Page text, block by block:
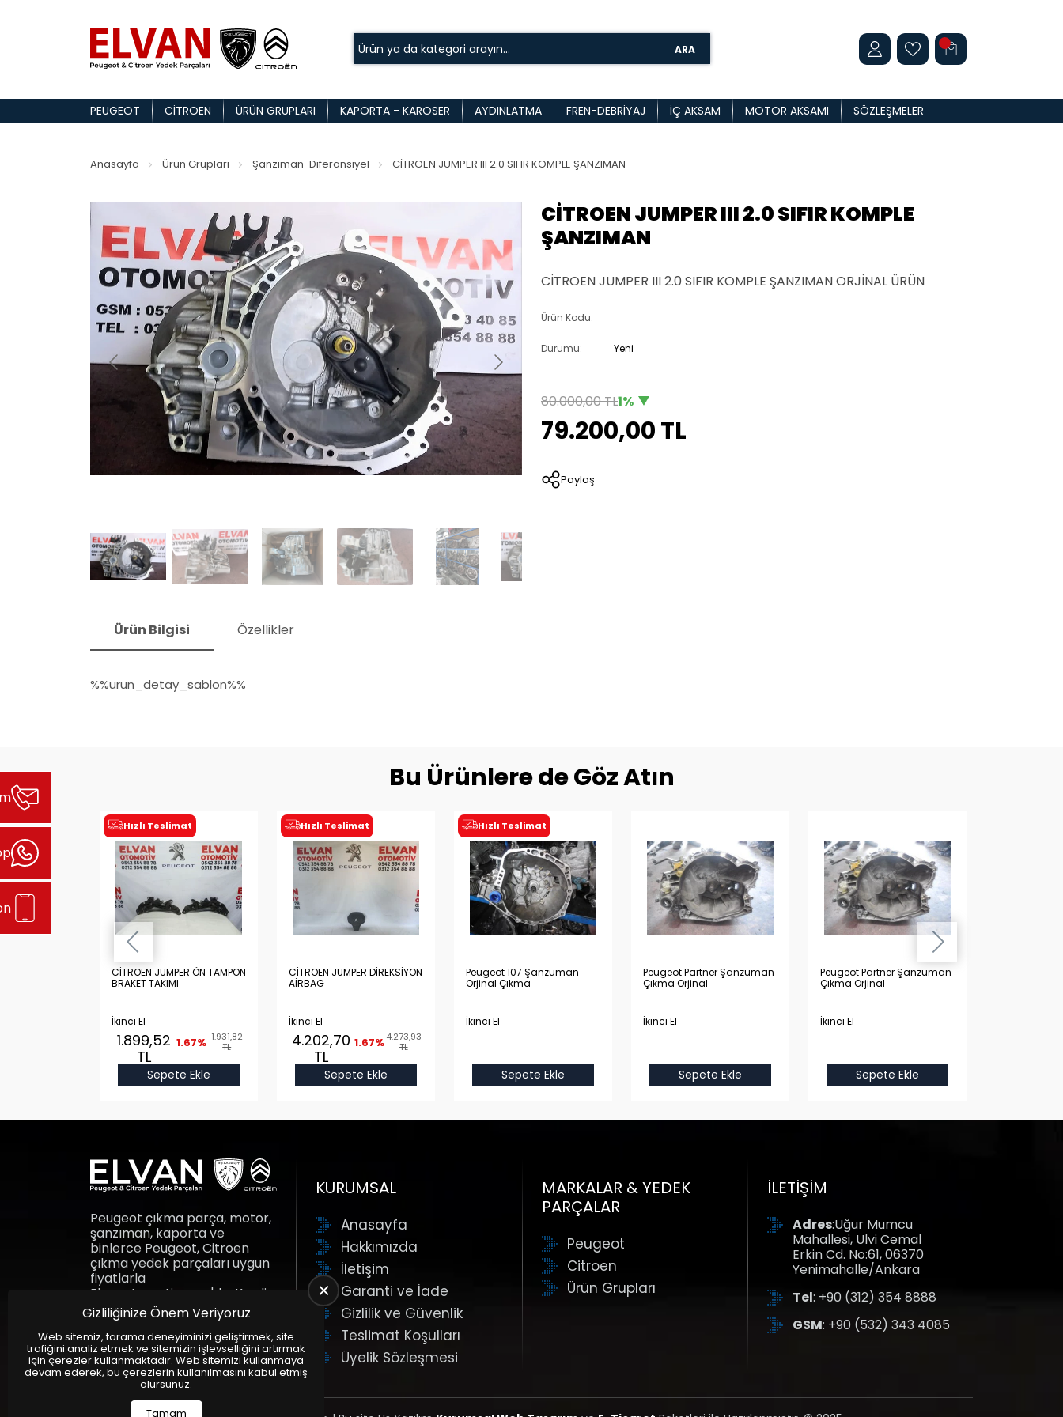
ARA
PEUGEOT CITROEN ÜRÜN GRUPLARI KAPORTA - KAROSER AYDINLATMA FREN-DEBRIYAJ İÇ AKSAM MOTOR AKSAMI SÖZLEŞMELER
Anasayfa Ürün Grupları Şanzıman-Diferansiyel CİTROEN JUMPER III 2.0 SIFIR KOMPLE ŞANZIMAN
CİTROEN JUMPER III 2.0 SIFIR KOMPLE
ŞANZIMAN
CİTROEN JUMPER III 2.0 SIFIR KOMPLE ŞANZIMAN ORJİNAL ÜRÜN
Ürün Kodu:
Durumu: Yeni
80.000,00 TL1%
79.200,00 TL
Paylaş
Ürün Bilgisi Özellikler
%%urun_detay_sablon%%
Bu Ürünlere de Göz Atın
Hızlı Teslimat
CİTROEN JUMPER ÖN TAMPON
BRAKET TAKIMI
İkinci El
1.931,82
TL
1.67%
1.899,52
TL
Sepete Ekle
Hızlı Teslimat
CİTROEN JUMPER DİREKSİYON
AİRBAG
İkinci El
4.273,93
TL
1.67%
4.202,70
TL
Sepete Ekle
Hızlı Teslimat
Peugeot 107 Şanzuman
Orjinal Çıkma
İkinci El
Sepete Ekle
Peugeot Partner Şanzuman
Çıkma Orjinal
İkinci El
Sepete Ekle
Peugeot Partner Şanzuman
Çıkma Orjinal
İkinci El
Sepete Ekle
Peugeot çıkma parça, motor,
şanzıman, kaporta ve
binlerce Peugeot, Citroen
çıkma yedek parçaları uygun
fiyatlarla
Elvanotomotiv.com'da. Kredi
kartına taksit fırsatı ile yedek
parçalar adresine gelsin.
Elvan Otomotiv.
KURUMSAL
Anasayfa
Hakkımızda
İletişim
Garanti ve İade
Gizlilik ve Güvenlik
Teslimat Koşulları
Üyelik Sözleşmesi
MARKALAR & YEDEK
PARÇALAR
Peugeot
Citroen
Ürün Grupları
İLETIŞIM
Adres:Uğur Mumcu
Mahallesi, Ulvi Cemal
Erkin Cd. No:61, 06370
Yenimahalle/Ankara
Tel: +90 (312) 354 8888
GSM: +90 (532) 343 4085
Gizliliğinize Önem Veriyoruz
Web sitemiz, tarama deneyiminizi geliştirmek, site
trafiğini analiz etmek ve sitemizin işlevselliğini artırmak
için çerezler kullanmaktadır. Web sitemizi kullanmaya
devam ederek, bu çerezlerin kullanılmasını kabul etmiş
olursunuz.
Tamam